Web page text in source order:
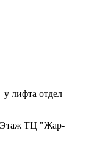
лифта отдел
Этаж ТЦ "Жар-